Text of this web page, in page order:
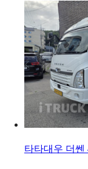
타타대우 더쎈